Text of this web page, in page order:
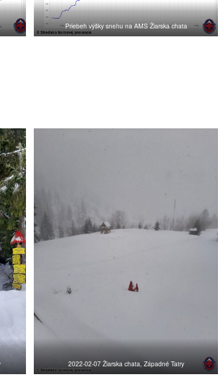
Priebeh výšky snehu na AMS Žiarska chata
2022-02-07 Žiarska chata, Západné Tatry